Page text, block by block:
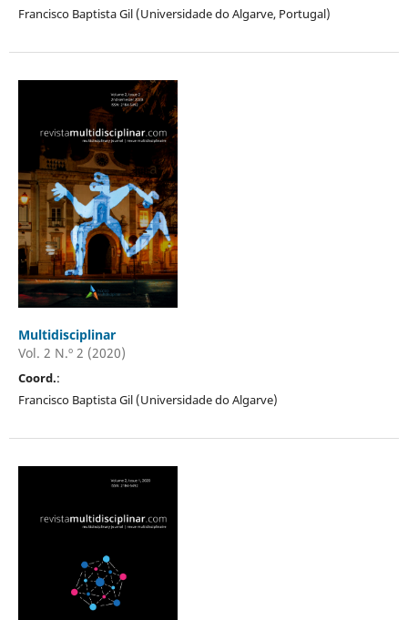
Francisco Baptista Gil (Universidade do Algarve, Portugal)
Multidisciplinar
Vol. 2 N.º 2 (2020)
Coord.:
Francisco Baptista Gil (Universidade do Algarve)